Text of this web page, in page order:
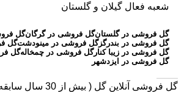
شعبه فعال گیلان و گلستان
گل فروشی در گلستانگل فروشی در گرگانگل
گل فروشی در بندرگزگل فروشی در مینودشتگل
گل فروشی در زیبا کنارگل فروشی در چمخالهگل
گل فروشی در ایزدشهر
گل فروشی آنلاین گل
( بیش از 30